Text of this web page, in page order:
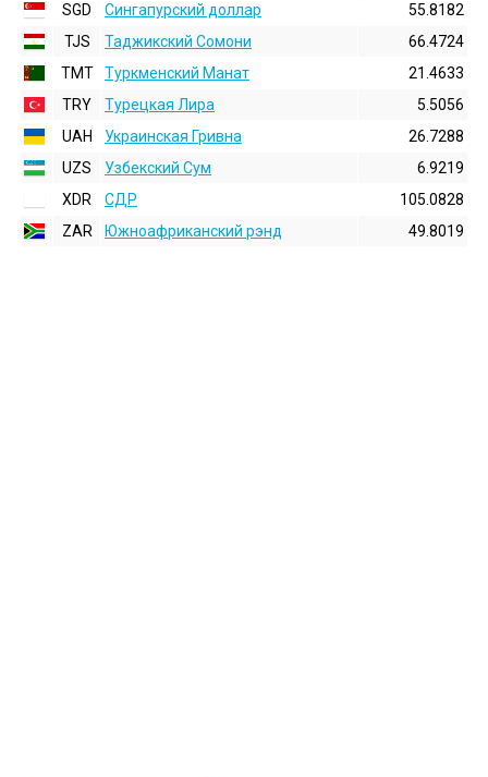
SGD
Сингапурский доллар
55.8182
TJS
Таджикский Сомони
66.4724
TMT
Туркменский Манат
21.4633
TRY
Турецкая Лира
5.5056
UAH
Украинская Гривна
26.7288
UZS
Узбекский Сум
6.9219
XDR
СДР
105.0828
ZAR
Южноафриканский рэнд 49.8019